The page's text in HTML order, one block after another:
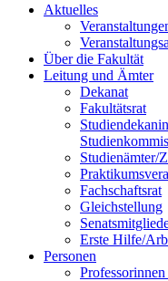
Aktuelles
Über die Fakultät
Leitung und Ämter
Dekanat
Fakultätsrat
Studienämter/
Fachschaftsrat
Gleichstellung
Erste Hilfe/
Personen